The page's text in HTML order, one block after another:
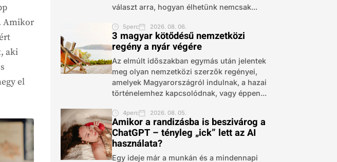
Amikor
aki
el
választ arra, hogyan élhetünk nemcsak...
5perc 2026. 08. 06.
3 magyar kötődésű nemzetközi
regény a nyár végére
Az elmúlt időszakban egymás után jelentek
meg olyan nemzetközi szerzők regényei,
amelyek Magyarországról indulnak, a hazai
történelemhez kapcsolódnak, vagy éppen...
4perc 2026. 08. 05.
Amikor a randizásba is beszivárog a
ChatGPT – tényleg „ick” lett az AI
használata?
Egy ideje már a munkán és a mindennapi